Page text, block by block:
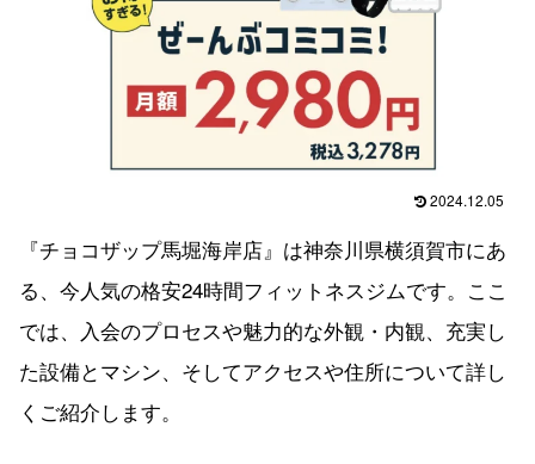
2024.12.05
『チョコザップ馬堀海岸店』は神奈川県横須賀市にあ
る、今人気の格安24時間フィットネスジムです。ここ
では、入会のプロセスや魅力的な外観・内観、充実し
た設備とマシン、そしてアクセスや住所について詳し
くご紹介します。